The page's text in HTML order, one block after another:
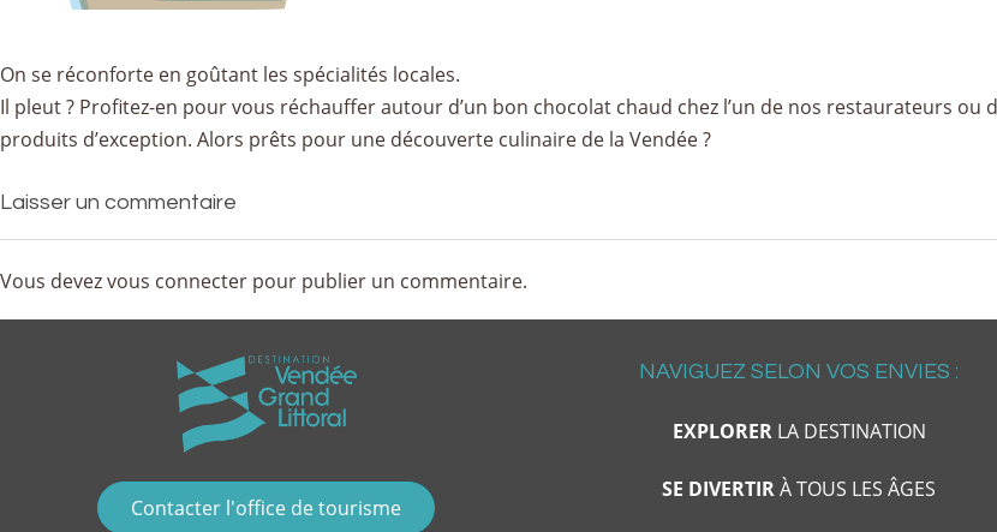
On se réconforte en goûtant les spécialités locales.
Il pleut ? Profitez-en pour vous réchauffer autour d’un bon chocolat chaud chez l’un de nos restaurateurs ou
produits d’exception. Alors prêts pour une découverte culinaire de la Vendée ?
Laisser un commentaire
Vous devezvous connecter pour publier un commentaire.
Contacter l'office de tourisme
NAVIGUEZ SELON VOS ENVIES :
EXPLORERLA DESTINATION
SE DIVERTIRÀ TOUS LES ÂGES